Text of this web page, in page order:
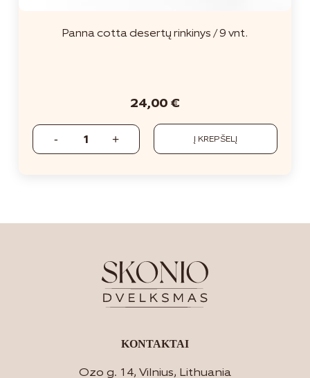
Panna cotta desertų rinkinys / 9 vnt.
Į KREPŠELĮ
24,00 €
KONTAKTAI
Ozo g. 14, Vilnius, Lithuania